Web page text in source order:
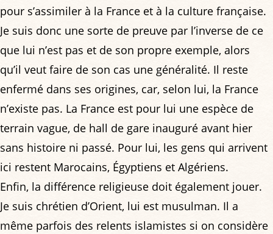
pour s’assimiler à la France et à la culture française.
Je suis donc une sorte de preuve par l’inverse de ce
que lui n’est pas et de son propre exemple, alors
qu’il veut faire de son cas une généralité. Il reste
enfermé dans ses origines, car, selon lui, la France
n’existe pas. La France est pour lui une espèce de
terrain vague, de hall de gare inauguré avant hier
sans histoire ni passé. Pour lui, les gens qui arrivent
ici restent Marocains, Égyptiens et Algériens.
Enfin, la différence religieuse doit également jouer.
Je suis chrétien d’Orient, lui est musulman. Il a
même parfois des relents islamistes si on considère